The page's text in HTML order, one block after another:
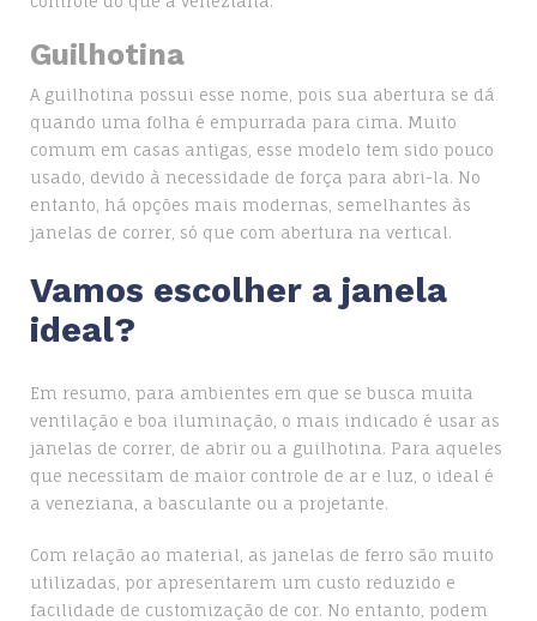
Guilhotina
A guilhotina possui esse nome, pois sua abertura se dá
quando uma folha é empurrada para cima. Muito
comum em casas antigas, esse modelo tem sido pouco
usado, devido à necessidade de força para abri-la. No
entanto, há opções mais modernas, semelhantes às
janelas de correr, só que com abertura na vertical.
Vamos escolher a janela
ideal?
Em resumo, para ambientes em que se busca muita
ventilação e boa iluminação, o mais indicado é usar as
janelas de correr, de abrir ou a guilhotina. Para aqueles
que necessitam de maior controle de ar e luz, o ideal é
a veneziana, a basculante ou a projetante.
Com relação ao material, as janelas de ferro são muito
utilizadas, por apresentarem um custo reduzido e
facilidade de customização de cor. No entanto, podem